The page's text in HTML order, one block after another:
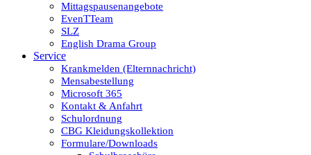
Mittagspausenangebote
EvenTTeam
SLZ
English Drama Group
Service
Krankmelden (Elternnachricht)
Mensabestellung
Microsoft 365
Kontakt & Anfahrt
Schulordnung
CBG Kleidungskollektion
Formulare/Downloads